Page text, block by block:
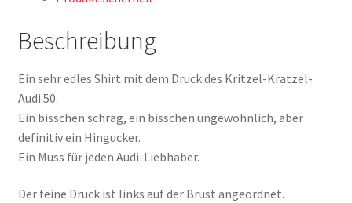
Druck
Beschreibung
Ein sehr edles Shirt mit dem Druck des Kritzel-Kratzel-
Audi 50.
Ein bisschen schräg, ein bisschen ungewöhnlich, aber
definitiv ein Hingucker.
Ein Muss für jeden Audi-Liebhaber.
Der feine Druck ist links auf der Brust angeordnet.